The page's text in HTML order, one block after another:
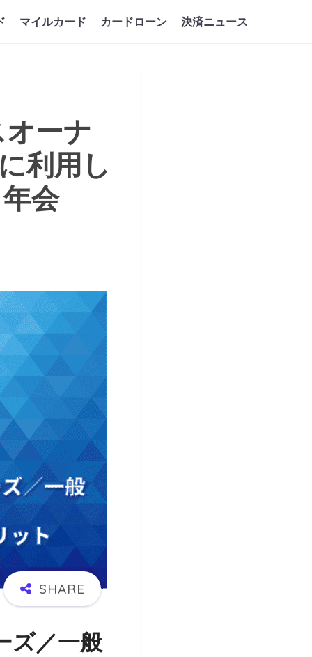
マイルカード カードローン 決済ニュース
ーナ
利用し
会
ズ／一般